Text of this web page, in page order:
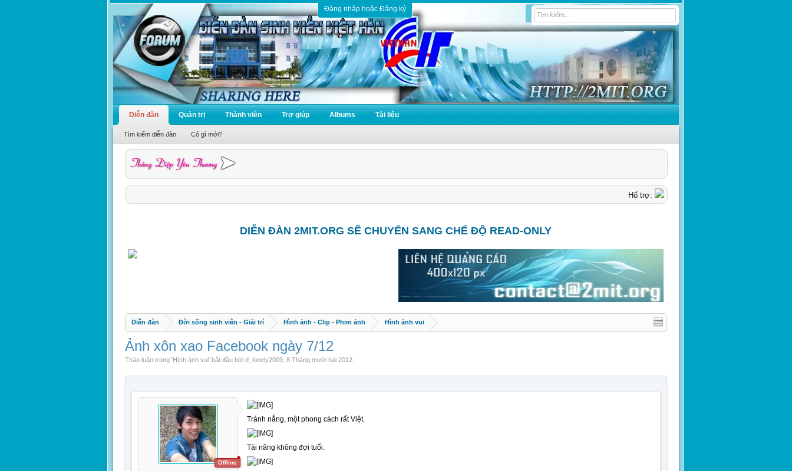
Đăng nhập hoặc Đăng ký
Diễn đàn
Tìm kiếm diễn đàn Có gì mới?
Quản trị Thành viên Trợ giúp Albums Tài liệu
Hổ trợ:
DIỄN ĐÀN 2MIT.ORG SẼ CHUYỂN SANG CHẾ ĐỘ READ-ONLY
Diễn đàn Đời sống sinh viên - Giải trí Hình ảnh - Clip - Phim ảnh Hình ảnh vui
Ảnh xôn xao Facebook ngày 7/12
Thảo luận trong 'Hình ảnh vui' bắt đầu bởi d_lonely2009 8 Tháng mười hai 2012
Offline
Tránh nắng, một phong cách rất Việt.
Tài năng không đợi tuổi.